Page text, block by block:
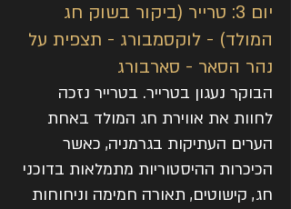
יום 3: טרייר (ביקור בשוק חג
המולד) - לוקסמבורג - תצפית על
נהר הסאר - סארבורג
הבוקר נעגון בטרייר. בטרייר נזכה
לחוות את אווירת חג המולד באחת
הערים העתיקות בגרמניה, כאשר
הכיכרות ההיסטוריות מתמלאות בדוכני
חג, קישוטים, תאורה חמימה וניחוחות